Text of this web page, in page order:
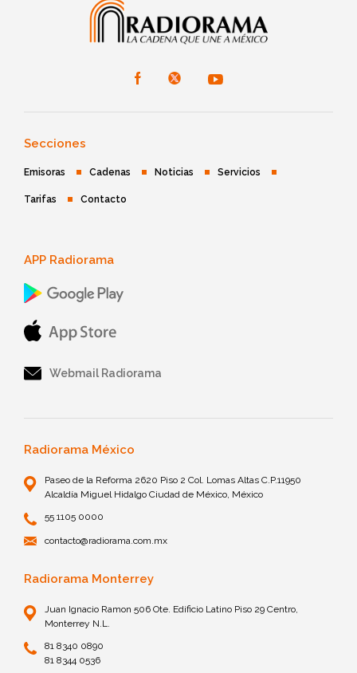
Secciones
Emisoras Cadenas Noticias Servicios
Tarifas Contacto
APP Radiorama
Webmail Radiorama
Radiorama México
Paseo de la Reforma 2620 Piso 2 Col. Lomas Altas C.P.11950
Alcaldía Miguel Hidalgo Ciudad de México, México
55 1105 0000
contacto@radiorama.com.mx
Radiorama Monterrey
Juan Ignacio Ramon 506 Ote. Edificio Latino Piso 29 Centro,
Monterrey N.L.
81 8340 0890
81 8344 0536